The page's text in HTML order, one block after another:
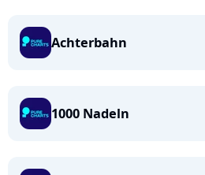
Achterbahn
1000 Nadeln